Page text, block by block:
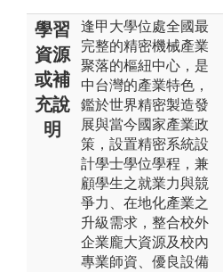
學習
資源
或補
充說
明
逢甲大學位處全國最
完整的精密機械產業
聚落的樞紐中心，是
中台灣的產業特色，
鑑於世界精密製造發
展與當今國家產業政
策，設置精密系統設
計學士學位學程，兼
顧學生之就業力與競
爭力、在地化產業之
升級需求，整合校外
企業龐大資源及校內
專業師資、優良設備